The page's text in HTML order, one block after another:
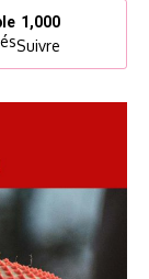
1,000
Suivre